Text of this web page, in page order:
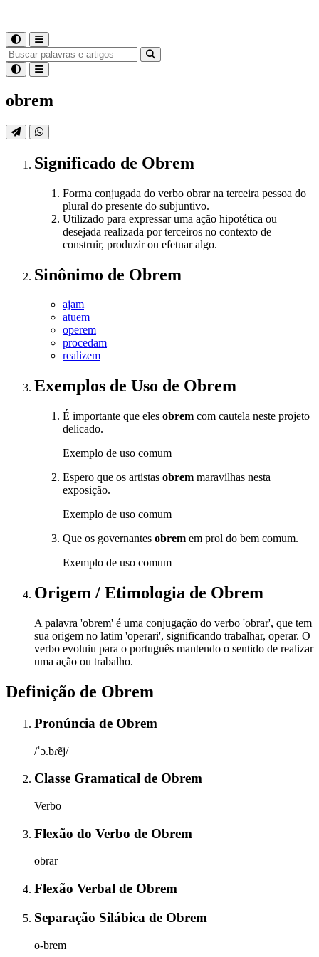
obrem
Significado de Obrem
Forma conjugada do verbo obrar na terceira pessoa do
plural do presente do subjuntivo.
Utilizado para expressar uma ação hipotética ou
desejada realizada por terceiros no contexto de
construir, produzir ou efetuar algo.
Sinônimo de Obrem
ajam
atuem
operem
procedam
realizem
Exemplos de Uso de Obrem
É importante que eles obrem com cautela neste projeto
delicado.
Exemplo de uso comum
Espero que os artistas obrem maravilhas nesta
exposição.
Exemplo de uso comum
Que os governantes obrem em prol do bem comum.
Exemplo de uso comum
Origem / Etimologia de Obrem
A palavra 'obrem' é uma conjugação do verbo 'obrar', que tem
sua origem no latim 'operari', significando trabalhar, operar. O
verbo evoluiu para o português mantendo o sentido de realizar
uma ação ou trabalho.
Definição de Obrem
Pronúncia de Obrem
/ˈɔ.bɾẽj/
Classe Gramatical de Obrem
Verbo
Flexão do Verbo de Obrem
obrar
Flexão Verbal de Obrem
Separação Silábica de Obrem
o-brem